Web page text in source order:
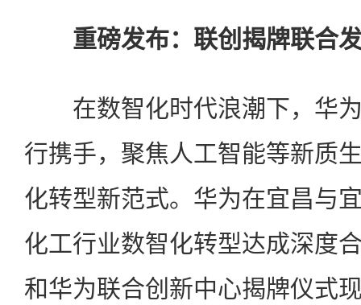
重磅发布：联创揭牌联合
在数智化时代浪潮下，华为
行携手，聚焦人工智能等新质
化转型新范式。华为在宜昌与
化工行业数智化转型达成深度
和华为联合创新中心揭牌仪式